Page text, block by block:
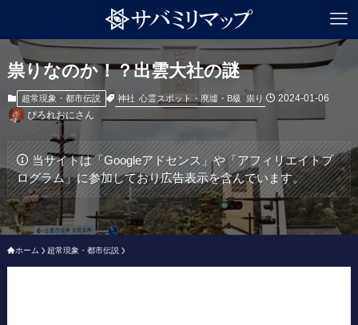
祟りなのか！？出雲大社の謎
超常現象・都市伝説 神社 心霊スポット・廃墟・B級 祟り
2024-01-06
ぴろれおにさん
当サイトは「Googleアドセンス」や「アフィリエイトプ
ログラム」に参加しており広告表示を含んでいます。
ホーム 超常現象・都市伝説